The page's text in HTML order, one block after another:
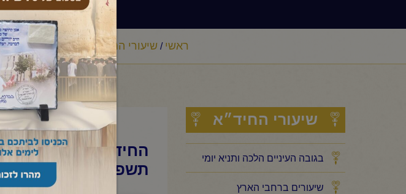
ראשי /שיעורי החיד"א/קהלת/החיד"א -
שיעורי החיד״א
בגובה העיניים הלכה ותניא יומי
שיעורים ברחבי הארץ
החיד"א -מקדשי
תשפ"ה